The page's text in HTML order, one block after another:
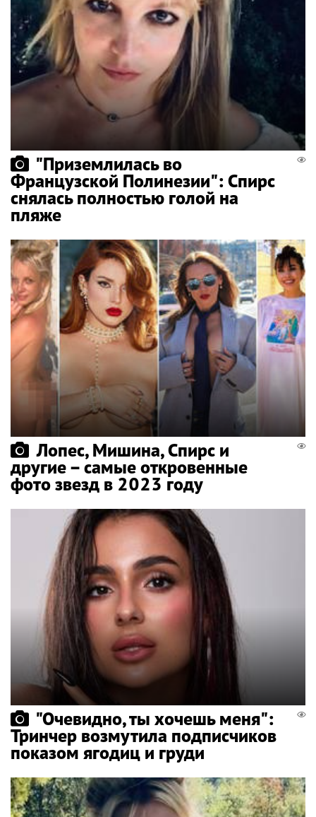
"Приземлилась во
Французской Полинезии": Спирс
снялась полностью голой на
пляже
Лопес, Мишина, Спирс и
другие – самые откровенные
фото звезд в 2023 году
"Очевидно, ты хочешь меня":
Тринчер возмутила подписчиков
показом ягодиц и груди